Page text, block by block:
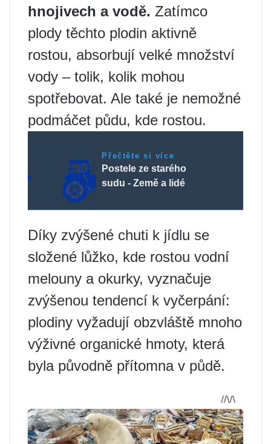
hnojivech a vodě. Zatímco
plody těchto plodin aktivně
rostou, absorbují velké množství
vody – tolik, kolik mohou
spotřebovat. Ale také je nemožné
podmáčet půdu, kde rostou.
Přečtěte si více
Postele ze starého
sudu - Země a lidé
Díky zvýšené chuti k jídlu se
složené lůžko, kde rostou vodní
melouny a okurky, vyznačuje
zvýšenou tendencí k vyčerpání:
plodiny vyžadují obzvláště mnoho
výživné organické hmoty, která
byla původně přítomna v půdě.